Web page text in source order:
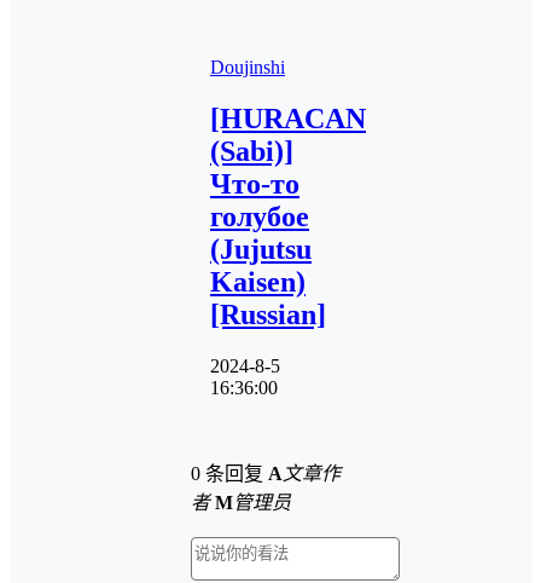
Doujinshi
[HURACAN
(Sabi)]
Что-то
голубое
(Jujutsu
Kaisen)
[Russian]
2024-8-5
16:36:00
0 条回复 A 文章作
者 M管理员